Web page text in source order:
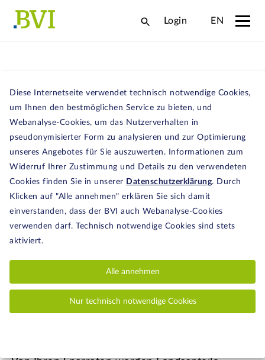
Login EN
Entnahmeplan
Große Auswahl schon mit kleineren
Beträgen
Fonds-Sparpläne bieten Ihnen die Möglichkeit,
schon mit kleinen Beträgen regelmäßig in eine
Vielzahl von Einzelwerten zu investieren. Das
Prinzip: Sie zahlen zum Beispiel über einen
längeren Zeitraum Geld ein, beispielsweise bis
zu Ihrem 67. Lebensjahr. Sie können die Höhe
Ihrer Einzahlungen und den Turnus anpassen
sowie bei finanziellen Engpässen die
Diese Internetseite verwendet technisch notwendige Cookies,
um Ihnen den bestmöglichen Service zu bieten, und
Webanalyse-Cookies, um das Nutzerverhalten in
pseudonymisierter Form zu analysieren und zur Optimierung
unseres Angebotes für Sie auszuwerten. Informationen zum
Widerruf Ihrer Zustimmung und Details zu den verwendeten
Cookies finden Sie in unserer Datenschutzerklärung. Durch
Klicken auf "Alle annehmen" erklären Sie sich damit
einverstanden, dass der BVI auch Webanalyse-Cookies
verwenden darf. Technisch notwendige Cookies sind stets
aktiviert.
Nur technisch notwendige Cookies
Alle annehmen